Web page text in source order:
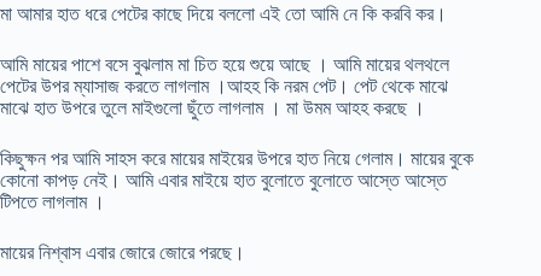
মা আমার হাত ধরে পেটের কাছে দিয়ে বললো এই তো আমি নে কি করবি কর।
আমি মায়ের পাশে বসে বুঝলাম মা চিত হয়ে শুয়ে আছে । আমি মায়ের থলথলে
পেটের উপর ম্যাসাজ করতে লাগলাম ।আহহ কি নরম পেট। পেট থেকে মাঝে
মাঝে হাত উপরে তুলে মাইগুলো ছুঁতে লাগলাম । মা উমম আহহ করছে ।
কিছুক্ষন পর আমি সাহস করে মায়ের মাইয়ের উপরে হাত নিয়ে গেলাম। মায়ের বুকে
কোনো কাপড় নেই। আমি এবার মাইয়ে হাত বুলোতে বুলোতে আস্তে আস্তে
টিপতে লাগলাম ।
মায়ের নিশ্বাস এবার জোরে জোরে পরছে।